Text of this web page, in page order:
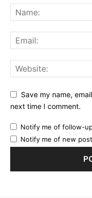
Save my name,
next time I comment.
Notify me of follow-
Notify me of new